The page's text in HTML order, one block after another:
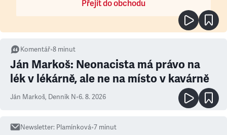
Přejít do obchodu
Komentář•8 minut
Ján Markoš: Neonacista má právo na
lék v lékárně, ale ne na místo v kavárně
Ján Markoš, Denník N•6. 8. 2026
Newsletter: Plamínková•7 minut